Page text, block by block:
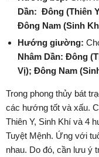
Dần: Đông (Thiên
Đông Nam (Sinh
Hướng giường:
Nhâm Dần: Đông
Vị); Đông Nam
Trong phong thủy bát
các hướng tốt và xấu.
Thiên Y, Sinh Khí và 4
Tuyệt Mệnh. Ứng với
nhau. Do đó, cần lưu ý